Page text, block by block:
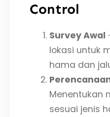
Control
Survey Awal
lokasi untuk
hama dan
Menentukan
sesuai jenis